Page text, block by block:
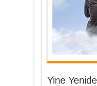
Yine